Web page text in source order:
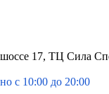
17, ТЦ Сила
с 10:00 до 20:00